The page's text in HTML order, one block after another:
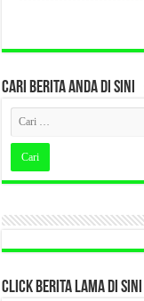
CARI BERITA ANDA DI SINI
CLICK BERITA LAMA DI SINI